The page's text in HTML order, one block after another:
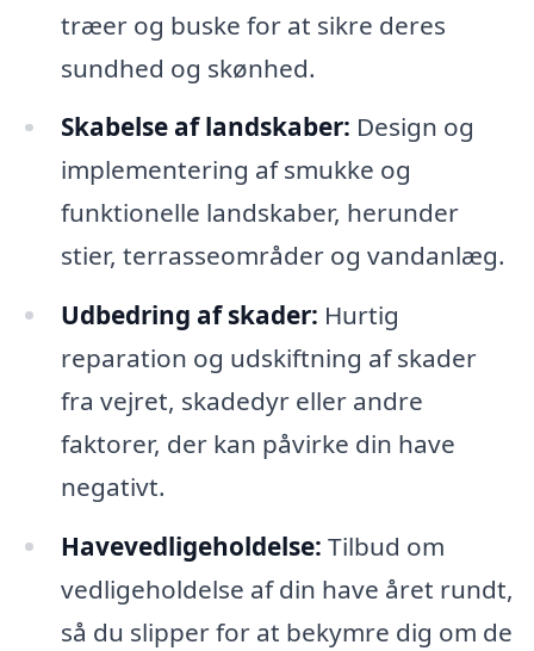
træer og buske for at sikre deres
sundhed og skønhed.
Skabelse af landskaber: Design og
implementering af smukke og
funktionelle landskaber, herunder
stier, terrasseområder og vandanlæg.
Udbedring af skader: Hurtig
reparation og udskiftning af skader
fra vejret, skadedyr eller andre
faktorer, der kan påvirke din have
negativt.
Havevedligeholdelse: Tilbud om
vedligeholdelse af din have året rundt,
så du slipper for at bekymre dig om de